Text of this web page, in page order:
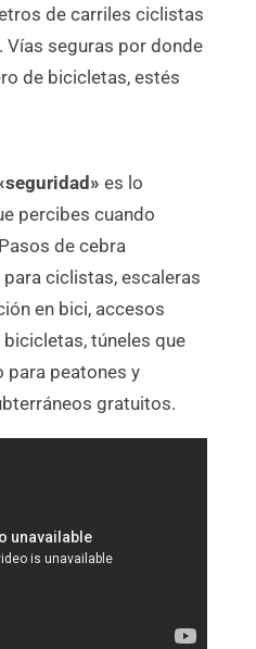
de carriles ciclistas
Vías seguras por donde
de bicicletas, estés
es lo
percibes cuando
de cebra
ciclistas, escaleras
en bici, accesos
túneles que
para peatones y
gratuitos.